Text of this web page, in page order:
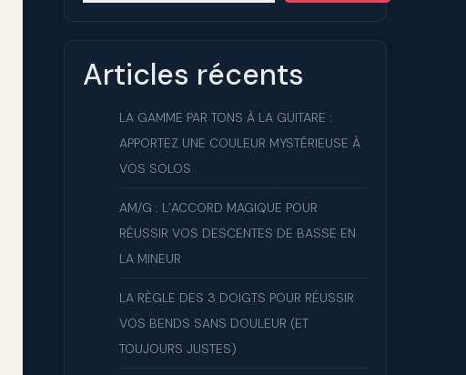
Articles récents
LA GAMME PAR TONS À LA GUITARE :
APPORTEZ UNE COULEUR MYSTÉRIEUSE À
VOS SOLOS
AM/G : L’ACCORD MAGIQUE POUR
RÉUSSIR VOS DESCENTES DE BASSE EN
LA MINEUR
LA RÈGLE DES 3 DOIGTS POUR RÉUSSIR
VOS BENDS SANS DOULEUR (ET
TOUJOURS JUSTES)